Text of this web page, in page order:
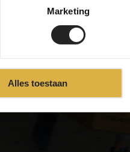
Marketing
Alles toestaan